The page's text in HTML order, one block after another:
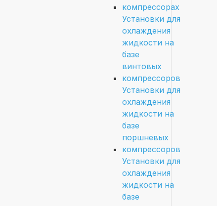
компрессорах
Установки для
охлаждения
жидкости на
базе
винтовых
компрессоров
Установки для
охлаждения
жидкости на
базе
поршневых
компрессоров
Установки для
охлаждения
жидкости на
базе